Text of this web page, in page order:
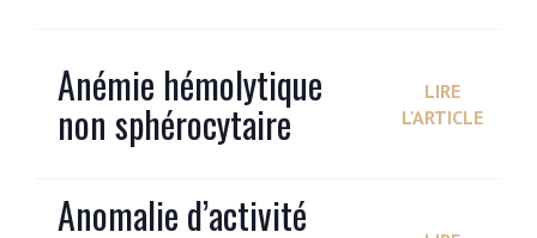
Anémie hémolytique
non sphérocytaire
LIRE
L'ARTICLE
Anomalie d’activité